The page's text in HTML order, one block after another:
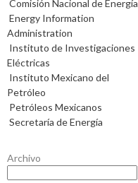
Comisión Nacional de Energía
Energy Information
Administration
Instituto de Investigaciones
Eléctricas
Instituto Mexicano del
Petróleo
Petróleos Mexicanos
Secretaría de Energía
Archivo